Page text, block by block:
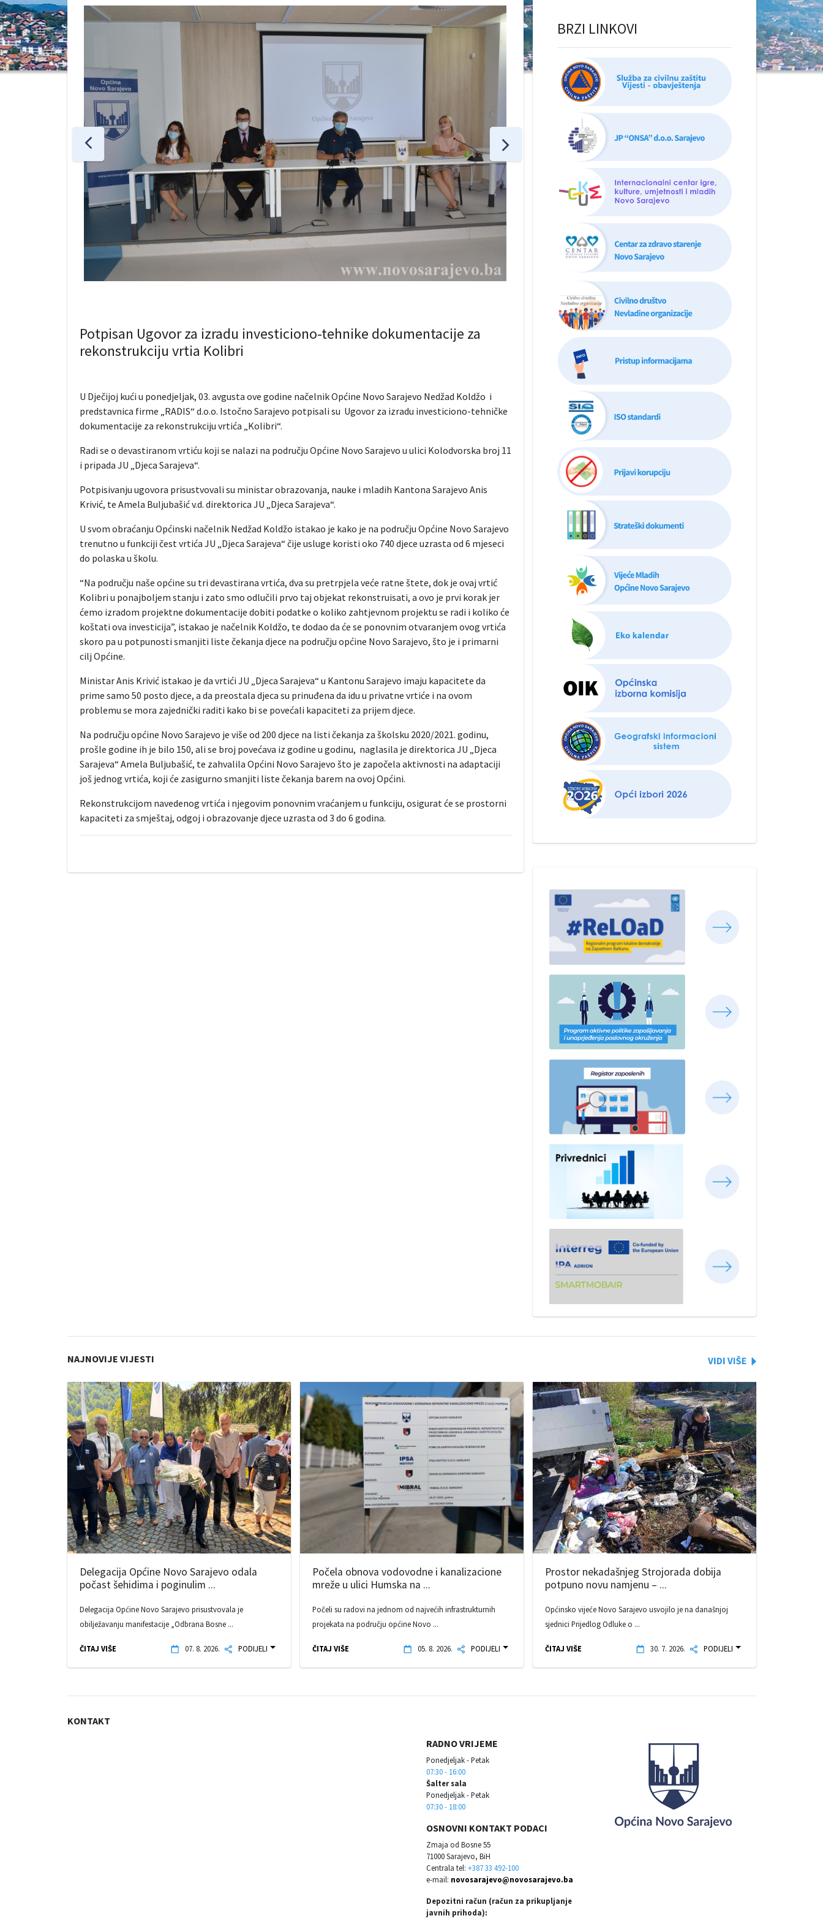
Potpisan Ugovor za izradu investiciono-tehnike dokumentacije za
rekonstrukciju vrtia Kolibri
U Dječijoj kući u ponedjeljak, 03. avgusta ove godine načelnik Općine Novo Sarajevo Nedžad Koldžo i
predstavnica firme „RADIS“ d.o.o. Istočno Sarajevo potpisali su Ugovor za izradu investiciono-tehničke
dokumentacije za rekonstrukciju vrtića „Kolibri“.
Radi se o devastiranom vrtiću koji se nalazi na području Općine Novo Sarajevo u ulici Kolodvorska broj 11
i pripada JU „Djeca Sarajeva“.
Potpisivanju ugovora prisustvovali su ministar obrazovanja, nauke i mladih Kantona Sarajevo Anis
Krivić, te Amela Buljubašić v.d. direktorica JU „Djeca Sarajeva“.
U svom obraćanju Općinski načelnik Nedžad Koldžo istakao je kako je na području Općine Novo Sarajevo
trenutno u funkciji čest vrtića JU „Djeca Sarajeva“ čije usluge koristi oko 740 djece uzrasta od 6 mjeseci
do polaska u školu.
“Na području naše općine su tri devastirana vrtića, dva su pretrpjela veće ratne štete, dok je ovaj vrtić
Kolibri u ponajboljem stanju i zato smo odlučili prvo taj objekat rekonstruisati, a ovo je prvi korak jer
ćemo izradom projektne dokumentacije dobiti podatke o koliko zahtjevnom projektu se radi i koliko će
koštati ova investicija”, istakao je načelnik Koldžo, te dodao da će se ponovnim otvaranjem ovog vrtića
skoro pa u potpunosti smanjiti liste čekanja djece na području općine Novo Sarajevo, što je i primarni
cilj Općine.
Ministar Anis Krivić istakao je da vrtići JU „Djeca Sarajeva“ u Kantonu Sarajevo imaju kapacitete da
prime samo 50 posto djece, a da preostala djeca su prinuđena da idu u privatne vrtiće i na ovom
problemu se mora zajednički raditi kako bi se povećali kapaciteti za prijem djece.
Na području općine Novo Sarajevo je više od 200 djece na listi čekanja za školsku 2020/2021. godinu,
prošle godine ih je bilo 150, ali se broj povećava iz godine u godinu, naglasila je direktorica JU „Djeca
Sarajeva“ Amela Buljubašić, te zahvalila Općini Novo Sarajevo što je započela aktivnosti na adaptaciji
još jednog vrtića, koji će zasigurno smanjiti liste čekanja barem na ovoj Općini.
Rekonstrukcijom navedenog vrtića i njegovim ponovnim vraćanjem u funkciju, osigurat će se prostorni
kapaciteti za smještaj, odgoj i obrazovanje djece uzrasta od 3 do 6 godina.
BRZI LINKOVI
NAJNOVIJE VIJESTI
Delegacija Općine Novo Sarajevo odala
počast šehidima i poginulim ...
Delegacija Općine Novo Sarajevo prisustvovala je
obilježavanju manifestacije „Odbrana Bosne ...
ČITAJ VIŠE 07. 8. 2026. PODIJELI
Počela obnova vodovodne i kanalizacione
mreže u ulici Humska na ...
Počeli su radovi na jednom od najvećih infrastrukturnih
projekata na području općine Novo ...
ČITAJ VIŠE 05. 8. 2026. PODIJELI
Prostor nekadašnjeg Strojorada dobija
potpuno novu namjenu – ...
Općinsko vijeće Novo Sarajevo usvojilo je na današnjoj
sjednici Prijedlog Odluke o ...
ČITAJ VIŠE 30. 7. 2026. PODIJELI
KONTAKT
RADNO VRIJEME
Ponedjeljak - Petak
07:30 - 16:00
Šalter sala
Ponedjeljak - Petak
07:30 - 18:00
OSNOVNI KONTAKT PODACI
Zmaja od Bosne 55
71000 Sarajevo, BiH
Centrala tel: +387 33 492-100
e-mail: novosarajevo@novosarajevo.ba
Depozitni račun (račun za prikupljanje
javnih prihoda):